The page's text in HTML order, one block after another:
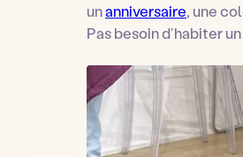
unanniversaire, une
Pas besoin d’habiter